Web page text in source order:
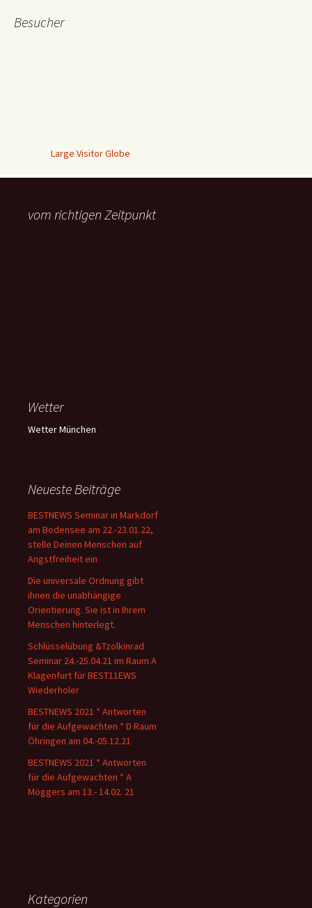
Besucher
Large Visitor Globe
vom richtigen Zeitpunkt
Wetter
Wetter München
Neueste Beiträge
BESTNEWS Seminar in Markdorf
am Bodensee am 22.-23.01.22,
stelle Deinen Menschen auf
Angstfreiheit ein
Die universale Ordnung gibt
ihnen die unabhängige
Orientierung. Sie ist in Ihrem
Menschen hinterlegt.
Schlüsselübung &Tzolkinrad
Seminar 24.-25.04.21 im Raum A
Klagenfurt für BEST11EWS
Wiederholer
BESTNEWS 2021 * Antworten
für die Aufgewachten * D Raum
Öhringen am 04.-05.12.21
BESTNEWS 2021 * Antworten
für die Aufgewachten * A
Möggers am 13.- 14.02. 21
Kategorien